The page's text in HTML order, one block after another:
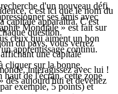
d'un nouveau défi,
ses amis avec
Mondiale » est fait sur
ceux qui aiment un bon
apprentissage continu.
interagissez avec lui !
dès aujourd'hui et devenez
c'est ici que le nom du
capitale apparaîtra. C'est
question.
du pays, vous verrez
une capitale
cliquer sur la bonne.
haut de l'écran, cette zone
exemple, 5 points) et